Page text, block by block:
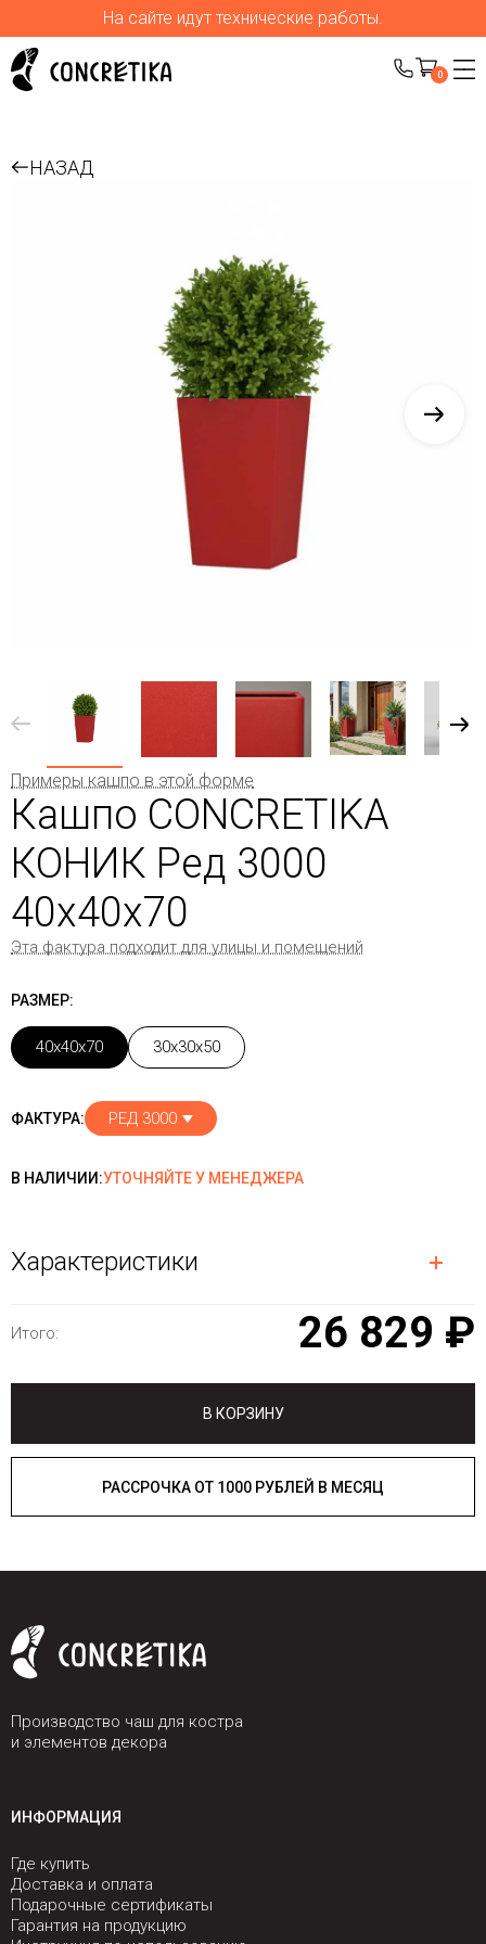
На сайте идут технические работы.
0
НАЗАД
Примеры кашпо в этой форме
Кашпо CONCRETIKA
КОНИК Ред 3000
40x40x70
Эта фактура подходит для улицы и помещений
РАЗМЕР:
40x40x70 30x30x50
ФАКТУРА: РЕД 3000
В НАЛИЧИИ:УТОЧНЯЙТЕ У МЕНЕДЖЕРА
Характеристики
Итого: 26 829 ₽
В КОРЗИНУ
РАССРОЧКА ОТ 1000 РУБЛЕЙ В МЕСЯЦ
Производство чаш для костра
и элементов декора
ИНФОРМАЦИЯ
Где купить
Доставка и оплата
Подарочные сертификаты
Гарантия на продукцию